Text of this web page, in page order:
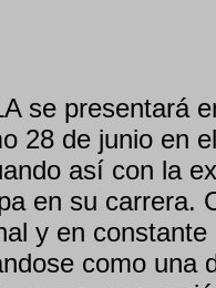
se presentará
28 de junio en
así con la
en su carrera.
y en
como una